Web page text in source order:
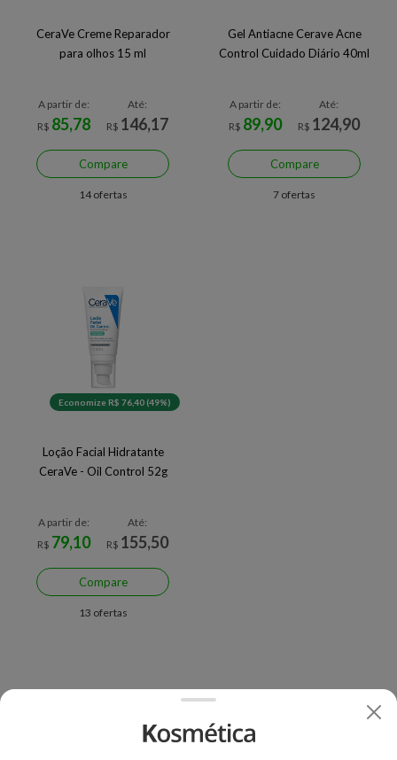
CeraVe Creme Reparador
para olhos 15 ml
A partir de:
R$ 85,78
Até:
R$ 146,17
Compare
14 ofertas
Gel Antiacne Cerave Acne
Control Cuidado Diário 40ml
A partir de:
R$ 89,90
Até:
R$ 124,90
Compare
7 ofertas
Economize R$ 76,40 (49%)
Loção Facial Hidratante
CeraVe - Oil Control 52g
A partir de:
R$ 79,10
Até:
R$ 155,50
Compare
13 ofertas